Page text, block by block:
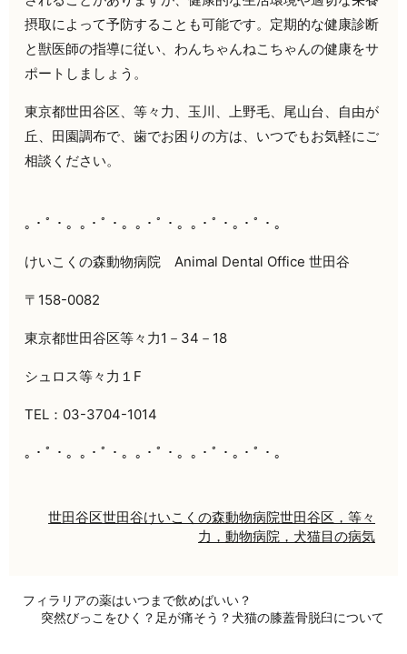
摂取によって予防することも可能です。定期的な健康診断
と獣医師の指導に従い、わんちゃんねこちゃんの健康をサ
ポートしましょう。
東京都世田谷区、等々力、玉川、上野毛、尾山台、自由が
丘、田園調布で、歯でお困りの方は、いつでもお気軽にご
相談ください。
｡・ﾟ・。｡・ﾟ・。｡・ﾟ・。｡・ﾟ・｡・ﾟ・。
けいこくの森動物病院 Animal Dental Office 世田谷
〒158-0082
東京都世田谷区等々力1－34－18
シュロス等々力１F
TEL：03-3704-1014
｡・ﾟ・。｡・ﾟ・。｡・ﾟ・。｡・ﾟ・｡・ﾟ・。
世田谷区世田谷けいこくの森動物病院世田谷区，等々
力，動物病院，犬猫目の病気
フィラリアの薬はいつまで飲めばいい？
突然びっこをひく？足が痛そう？犬猫の膝蓋骨脱臼について